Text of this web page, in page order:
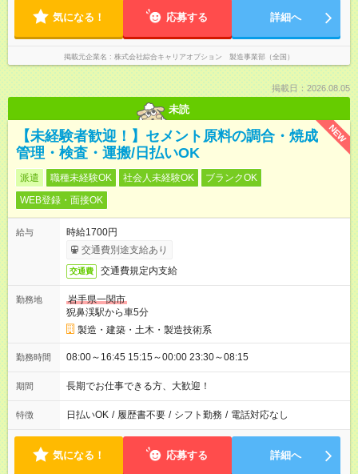
気になる！ 応募する 詳細へ
掲載元企業名 株式会社綜合キャリアオプション 製造事業部（全国）
掲載日：2026.08.05
未読
NEW
【未経験者歓迎！】セメント原料の調合・焼成
管理・検査・運搬/日払いOK
派遣 職種未経験OK 社会人未経験OK
ブランクOK
WEB登録・面接OK
給与
時給1700円
交通費別途支給あり
交通費 交通費規定内支給
勤務地
岩手県一関市
猊鼻渓駅から車5分
製造・建築・土木・製造技術系
勤務時間 08:00～16:45 15:15～00:00 23:30～08:15
期間 長期でお仕事できる方、大歓迎！
特徴 日払いOK / 履歴書不要 / シフト勤務 / 電話対応なし
気になる！ 応募する 詳細へ